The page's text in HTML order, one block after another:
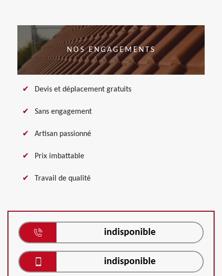
NOS ENGAGEMENTS
Devis et déplacement gratuits
Sans engagement
Artisan passionné
Prix imbattable
Travail de qualité
indisponible
indisponible